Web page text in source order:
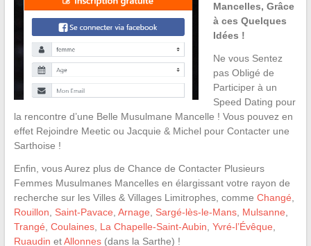
Mancelles, Grâce
à ces Quelques
Idées !
Ne vous Sentez
pas Obligé de
Participer à un
Speed Dating pour
la rencontre d’une Belle Musulmane Mancelle ! Vous pouvez en
effet Rejoindre Meetic ou Jacquie & Michel pour Contacter une
Sarthoise !
Enfin, vous Aurez plus de Chance de Contacter Plusieurs
Femmes Musulmanes Mancelles en élargissant votre rayon de
recherche sur les Villes & Villages Limitrophes, comme Changé,
Rouillon, Saint-Pavace, Arnage, Sargé-lès-le-Mans, Mulsanne,
Trangé, Coulaines, La Chapelle-Saint-Aubin, Yvré-l’Évêque,
Ruaudin etAllonnes(dans la Sarthe) !